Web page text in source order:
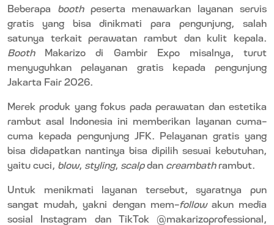
Beberapa boothpeserta menawarkan layanan servis
gratis yang bisa dinikmati para pengunjung, salah
satunya terkait perawatan rambut dan kulit kepala.
BoothMakarizo di Gambir Expo misalnya, turut
menyuguhkan pelayanan gratis kepada pengunjung
Jakarta Fair 2026.
Merek produk yang fokus pada perawatan dan estetika
rambut asal Indonesia ini memberikan layanan cuma-
cuma kepada pengunjung JFK. Pelayanan gratis yang
bisa didapatkan nantinya bisa dipilih sesuai kebutuhan,
yaitu cuci, blow, styling, scalpdan creambathrambut.
Untuk menikmati layanan tersebut, syaratnya pun
sangat mudah, yakni dengan mem-followakun media
sosial Instagram dan TikTok @makarizoprofessional,